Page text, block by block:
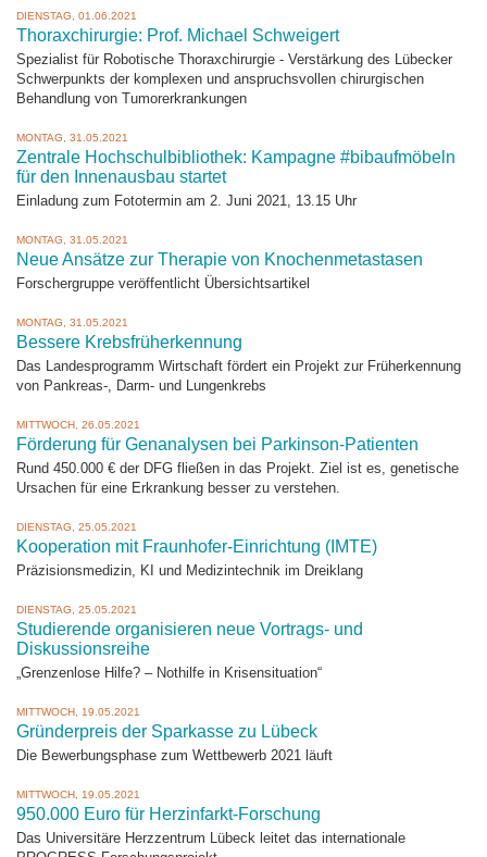
DIENSTAG, 01.06.2021
Thoraxchirurgie: Prof. Michael Schweigert
Spezialist für Robotische Thoraxchirurgie - Verstärkung des Lübecker
Schwerpunkts der komplexen und anspruchsvollen chirurgischen
Behandlung von Tumorerkrankungen
MONTAG, 31.05.2021
Zentrale Hochschulbibliothek: Kampagne #bibaufmöbeln
für den Innenausbau startet
Einladung zum Fototermin am 2. Juni 2021, 13.15 Uhr
MONTAG, 31.05.2021
Neue Ansätze zur Therapie von Knochenmetastasen
Forschergruppe veröffentlicht Übersichtsartikel
MONTAG, 31.05.2021
Bessere Krebsfrüherkennung
Das Landesprogramm Wirtschaft fördert ein Projekt zur Früherkennung
von Pankreas-, Darm- und Lungenkrebs
MITTWOCH, 26.05.2021
Förderung für Genanalysen bei Parkinson-Patienten
Rund 450.000 € der DFG fließen in das Projekt. Ziel ist es, genetische
Ursachen für eine Erkrankung besser zu verstehen.
DIENSTAG, 25.05.2021
Kooperation mit Fraunhofer-Einrichtung (IMTE)
Präzisionsmedizin, KI und Medizintechnik im Dreiklang
DIENSTAG, 25.05.2021
Studierende organisieren neue Vortrags- und
Diskussionsreihe
„Grenzenlose Hilfe? – Nothilfe in Krisensituation“
MITTWOCH, 19.05.2021
Gründerpreis der Sparkasse zu Lübeck
Die Bewerbungsphase zum Wettbewerb 2021 läuft
MITTWOCH, 19.05.2021
950.000 Euro für Herzinfarkt-Forschung
Das Universitäre Herzzentrum Lübeck leitet das internationale